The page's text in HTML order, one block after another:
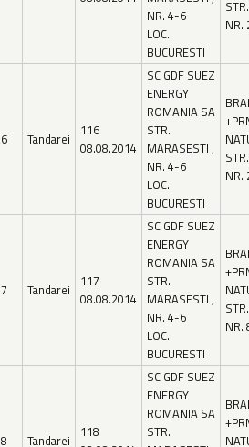
NR. 4-6
LOC.
BUCURESTI
NR.
6 Tandarei
116
08.08.2014
SC GDF SUEZ
ENERGY
ROMANIA SA
STR.
MARASESTI ,
NR. 4-6
LOC.
BUCURESTI
NR.
7 Tandarei
117
08.08.2014
SC GDF SUEZ
ENERGY
ROMANIA SA
STR.
MARASESTI ,
NR. 4-6
LOC.
BUCURESTI
NR.
8 Tandarei
118
SC GDF SUEZ
ENERGY
ROMANIA SA
STR.